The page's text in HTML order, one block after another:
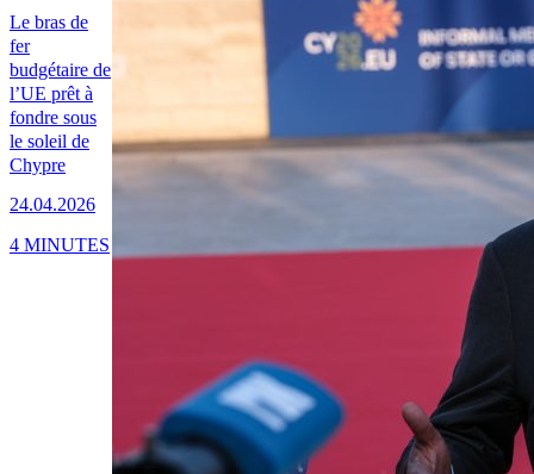
Le bras de
fer
budgétaire de
l’UE prêt à
fondre sous
le soleil de
Chypre
24.04.2026
4 MINUTES